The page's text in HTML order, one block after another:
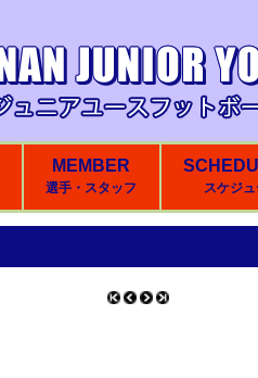
MEMBER
選手・スタッフ スケジ